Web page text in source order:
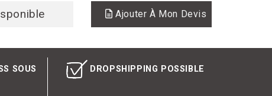
Ajouter À Mon Devis
SOUS
DROPSHIPPING POSSIBLE